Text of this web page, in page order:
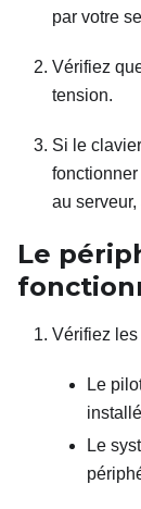
par votre
Vérifiez
tension.
Si le
au
Le
Vérifiez
Le
Le